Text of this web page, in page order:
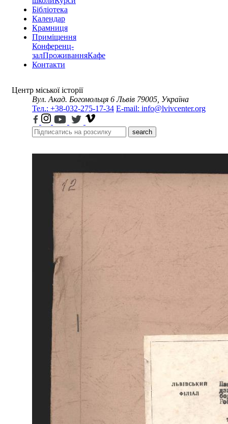
Бібліотека
Календар
Крамниця
Приміщення
Конференц-
залПроживанняКафе
Контакти
Центр міської історії
Вул. Акад. Богомольця 6 Львів 79005, Україна
Тел.: +38-032-275-17-34 E-mail: info@lvivcenter.org
search